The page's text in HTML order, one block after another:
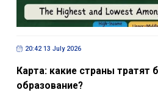
20:42 13 July 2026
Карта: какие страны тратят
образование?